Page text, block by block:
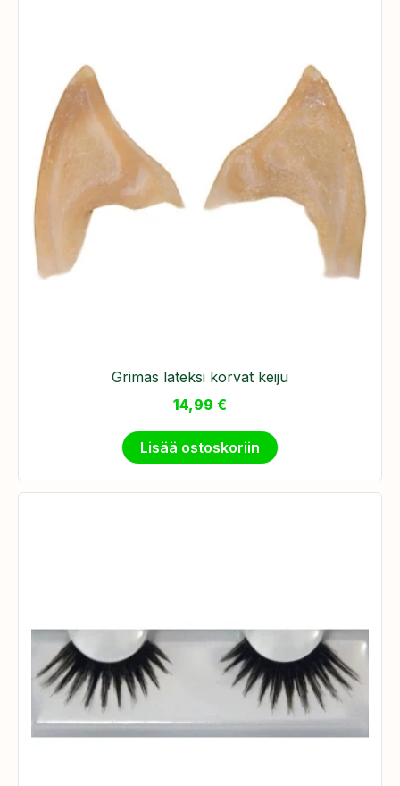
Grimas lateksi korvat keiju
14,99 €
Lisää ostoskoriin